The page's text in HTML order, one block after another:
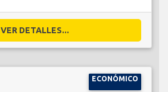
VER DETALLES...
ECONÓMICO